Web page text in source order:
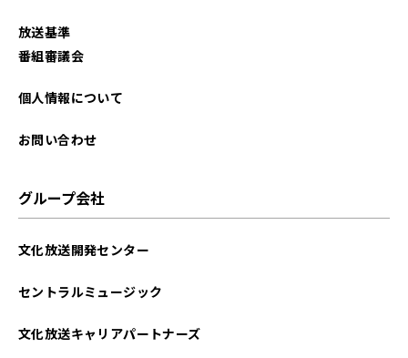
2024年02月
2023年11月
放送基準
番組審議会
個人情報について
お問い合わせ
グループ会社
文化放送開発センター
セントラルミュージック
文化放送キャリアパートナーズ